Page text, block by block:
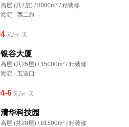
高层 (共7层) / 8000m² / 精装修
海淀 - 西二旗
4元/㎡·天
银谷大厦
高层 (共25层) / 15000m² / 精装修
海淀 - 五道口
4-6元/㎡·天
清华科技园
高层 (共28层) / 81500m² / 精装修